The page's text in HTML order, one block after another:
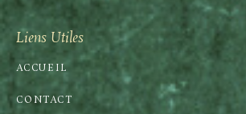
Liens Utiles
ACCUEIL
CONTACT